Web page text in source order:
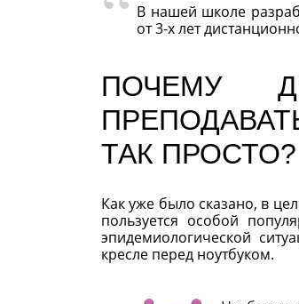
В нашей школе
от 3-х лет
ПОЧЕМУ
ТАК ПРОСТО?
Как уже было сказано, в
пользуется особой
эпидемиологической
кресле перед ноутбуком.